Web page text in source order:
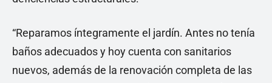
“Reparamos íntegramente el jardín. Antes no tenía
baños adecuados y hoy cuenta con sanitarios
nuevos, además de la renovación completa de las